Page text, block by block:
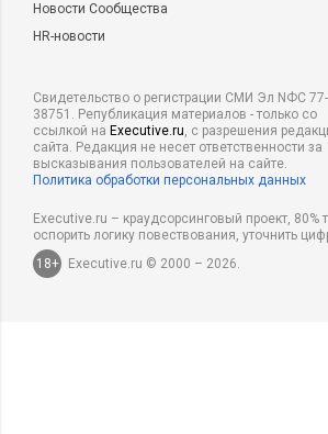
Новости Сообщества
HR-новости
Свидетельство о регистрации СМИ Эл NФС 77-
38751. Републикация материалов - только со
ссылкой на Executive.ru, с разрешения
сайта. Редакция не несет ответственности за
высказывания пользователей на сайте.
Политика обработки персональных данных
Executive.ru – краудсорсинговый проект,
оспорить логику повествования, уточнить
18+
Executive.ru © 2000 – 2026.